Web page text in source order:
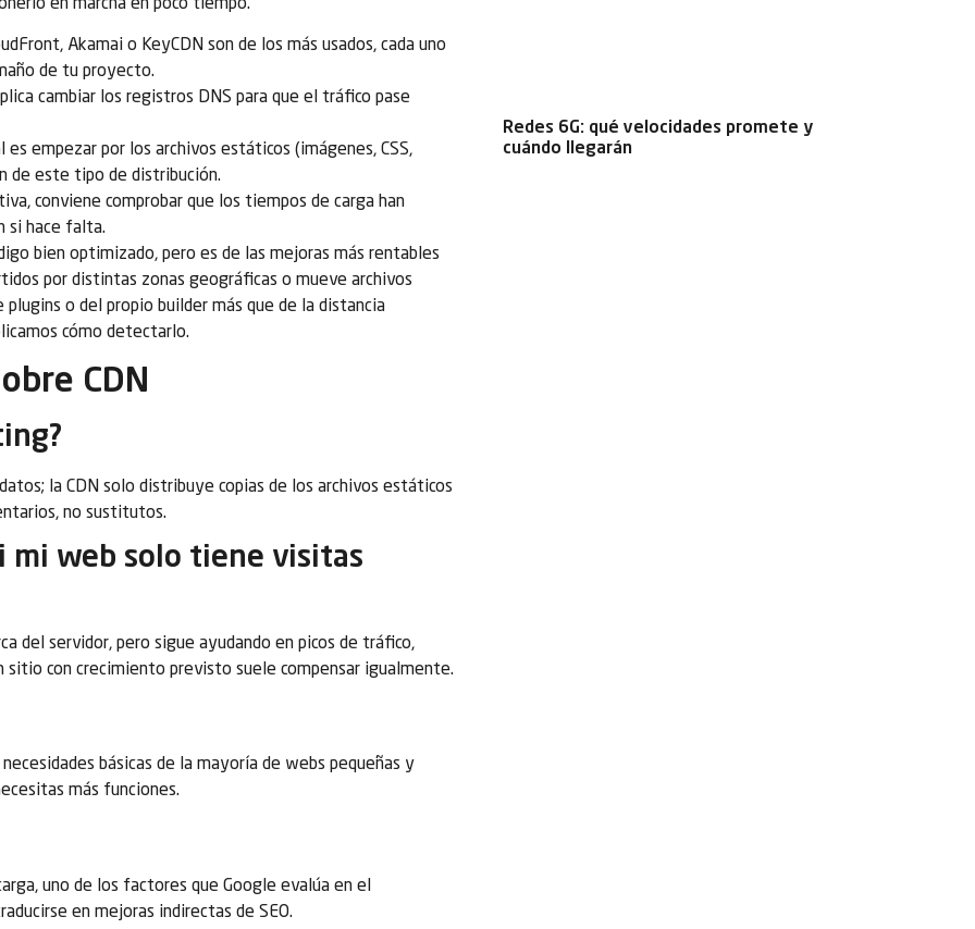
en marcha en poco tiempo.
Akamai o KeyCDN son de los más usados, cada uno
de tu proyecto.
cambiar los registros DNS para que el tráfico pase
empezar por los archivos estáticos (imágenes, CSS,
de este tipo de distribución.
conviene comprobar que los tiempos de carga han
si hace falta.
bien optimizado, pero es de las mejoras más rentables
por distintas zonas geográficas o mueve archivos
o del propio builder más que de la distancia
cómo detectarlo.
CDN
la CDN solo distribuye copias de los archivos estáticos
no sustitutos.
mi web solo tiene visitas
del servidor, pero sigue ayudando en picos de tráfico,
sitio con crecimiento previsto suele compensar igualmente.
básicas de la mayoría de webs pequeñas y
más funciones.
uno de los factores que Google evalúa en el
en mejoras indirectas de SEO.
Redes 6G: qué velocidades promete y
cuándo llegarán